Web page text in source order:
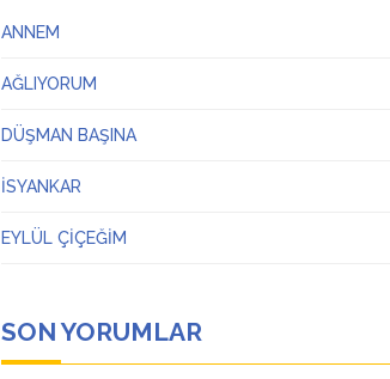
ANNEM
AĞLIYORUM
DÜŞMAN BAŞINA
İSYANKAR
EYLÜL ÇİÇEĞİM
SON YORUMLAR